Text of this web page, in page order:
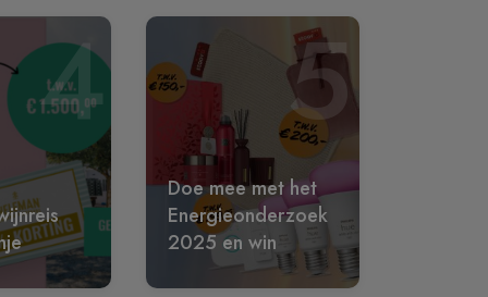
4 5
Doe mee met het
Energieonderzoek
2025 en win